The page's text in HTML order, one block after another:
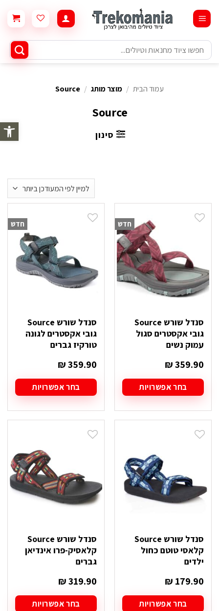
פתח
content
חיפוש
עבור:
Source
עמוד הבית / מוצר מותג /
סינון
חדש
סנדל שורש Source
גובי אקסטרים סגול
עמוק נשים
₪359.90
בחר אפשרויות
זה
יש
מספר
סוגים.
האפשרויות
בעמוד
המוצר
חדש
סנדל שורש Source
גובי אקסטרים לגונה
טורקיז גברים
₪359.90
בחר אפשרויות
זה
יש
מספר
סוגים.
האפשרויות
בעמוד
המוצר
סנדל שורש Source
קלאסי טוטם כחול
ילדים
₪ 179.90
בחר אפשרויות
סנדל שורש Source
קלאסיק-פרו אינדיאן
גברים
₪319.90
בחר אפשרויות